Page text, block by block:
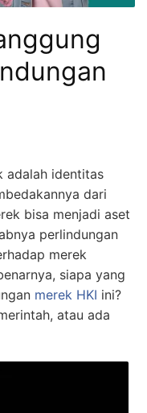
adalah identitas
dari
bisa menjadi aset
perlindungan
merek
siapa yang
merek HKI ini?
atau ada